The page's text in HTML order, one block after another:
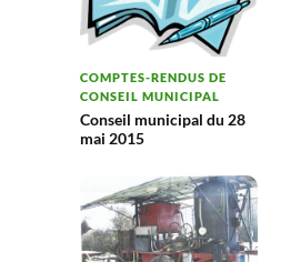
COMPTES-RENDUS DE
CONSEIL MUNICIPAL
Conseil municipal du 28
mai 2015